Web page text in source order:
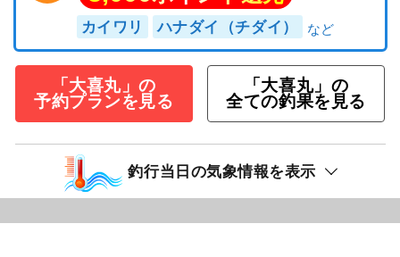
カイワリ ハナダイ（チダイ）
「大喜丸」の
予約プランを見る
「大喜丸」の
全ての釣果を見る
釣行当日の気象情報を表示